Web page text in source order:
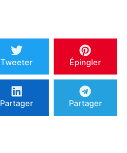
Tweeter Épingler
Partager Partager